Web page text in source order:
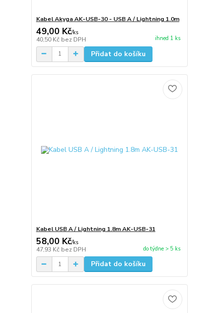
Kabel Akyga AK-USB-30 - USB A / Lightning 1.0m
49,00 Kč/ks
40,50 Kč bez DPH ihned 1 ks
Přidat do košíku
Kabel USB A / Lightning 1.8m AK-USB-31
58,00 Kč/ks
47,93 Kč bez DPH do týdne > 5 ks
Přidat do košíku